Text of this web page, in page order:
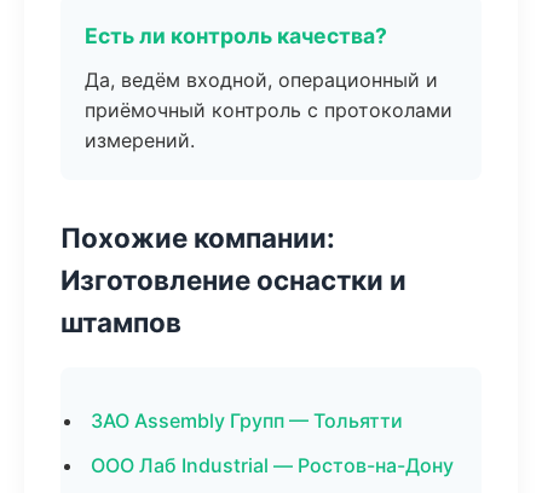
Есть ли контроль качества?
Да, ведём входной, операционный и
приёмочный контроль с протоколами
измерений.
Похожие компании:
Изготовление оснастки и
штампов
ЗАО Assembly Групп — Тольятти
ООО Лаб Industrial — Ростов-на-Дону